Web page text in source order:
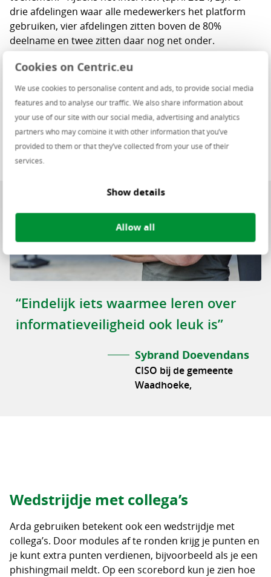
Cookies on Centric.eu
We use cookies to personalise content and ads, to provide social media
features and to analyse our traffic. We also share information about
your use of our site with our social media, advertising and analytics
partners who may combine it with other information that you’ve
provided to them or that they’ve collected from your use of their
services.
Show details
Allow all
drie afdelingen waar alle medewerkers het platform
gebruiken, vier afdelingen zitten boven de 80%
deelname en twee zitten daar nog net onder.
“Eindelijk iets waarmee leren over
informatieveiligheid ook leuk is”
Sybrand Doevendans
CISO bij de gemeente
Waadhoeke,
Wedstrijdje met collega’s
Arda gebruiken betekent ook een wedstrijdje met
collega’s. Door modules af te ronden krijg je punten en
je kunt extra punten verdienen, bijvoorbeeld als je een
phishingmail meldt. Op een scorebord kun je zien hoe